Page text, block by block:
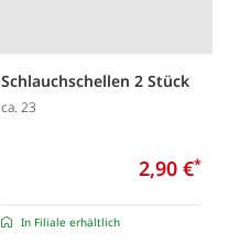
Schlauchschellen 2 Stück
ca. 23
2,90 €*
In Filiale erhältlich